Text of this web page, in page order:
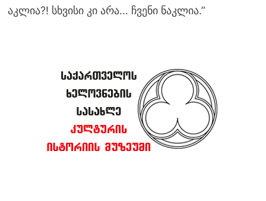
აკლია?! სხვისი კი არა… ჩვენი ნაკლია.”